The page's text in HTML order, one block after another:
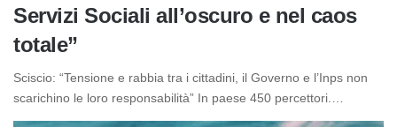
Servizi Sociali all’oscuro e nel caos
totale”
Sciscio: “Tensione e rabbia tra i cittadini, il Governo e l’Inps non
scarichino le loro responsabilità” In paese 450 percettori.…